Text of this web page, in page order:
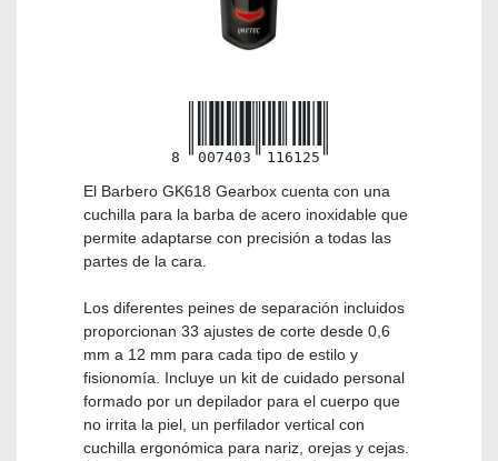
8 007403 116125
El Barbero GK618 Gearbox cuenta con una
cuchilla para la barba de acero inoxidable que
permite adaptarse con precisión a todas las
partes de la cara.
Los diferentes peines de separación incluidos
proporcionan 33 ajustes de corte desde 0,6
mm a 12 mm para cada tipo de estilo y
fisionomía. Incluye un kit de cuidado personal
formado por un depilador para el cuerpo que
no irrita la piel, un perfilador vertical con
cuchilla ergonómica para nariz, orejas y cejas.